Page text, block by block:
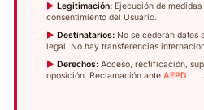
► Legitimación: Ejecución de
consentimiento del Usuario.
► Destinatarios: No se cederán datos
legal. No hay transferencias
► Derechos: Acceso, rectificación,
oposición. Reclamación ante AEPD .